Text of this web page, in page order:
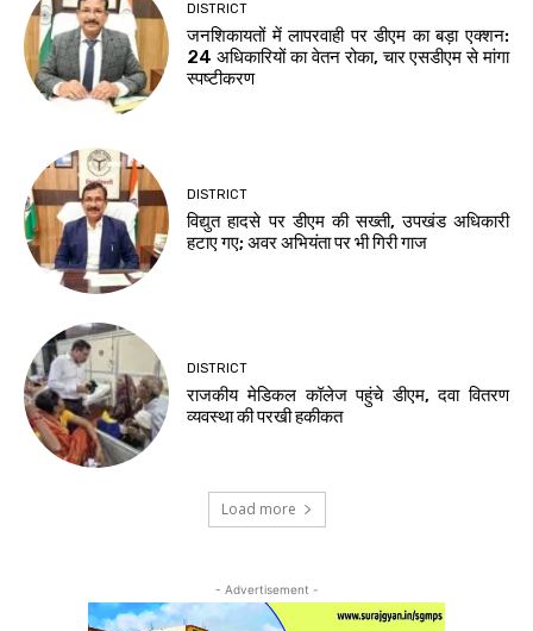
DISTRICT
जनशिकायतों में लापरवाही पर डीएम का बड़ा एक्शन:
24 अधिकारियों का वेतन रोका, चार एसडीएम से मांगा
स्पष्टीकरण
DISTRICT
विद्युत हादसे पर डीएम की सख्ती, उपखंड अधिकारी
हटाए गए; अवर अभियंता पर भी गिरी गाज
DISTRICT
राजकीय मेडिकल कॉलेज पहुंचे डीएम, दवा वितरण
व्यवस्था की परखी हकीकत
Load more
- Advertisement -